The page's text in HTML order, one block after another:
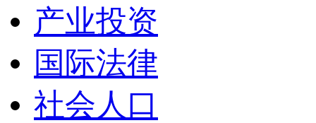
产业投资
国际法律
社会人口